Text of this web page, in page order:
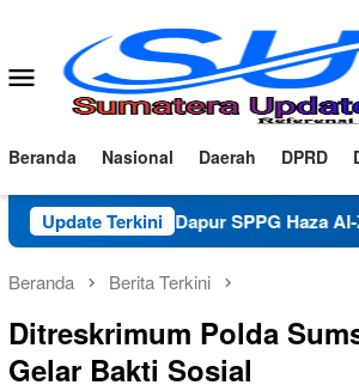
Menu
Mobile
Beranda Nasional Daerah DPRD
Update Terkini
Dapur SPPG Haza Al-Zein,
Beranda Berita Terkini
Ditreskrimum Polda
Gelar Bakti Sosial